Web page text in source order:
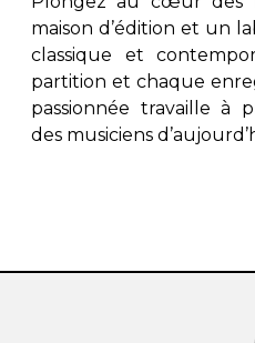
maison d’édition et un
classique et
partition et chaque
passionnée travaille à
des musiciens